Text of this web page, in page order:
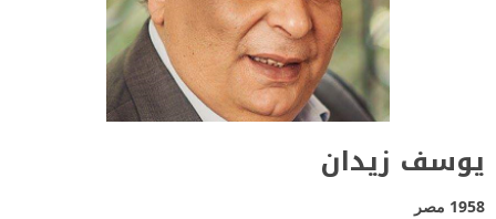
يوسف زيدان
1958 مصر